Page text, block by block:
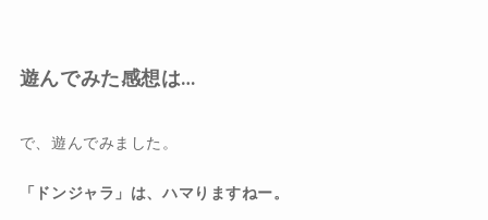
遊んでみた感想は…
で、遊んでみました。
「ドンジャラ」は、ハマりますねー。